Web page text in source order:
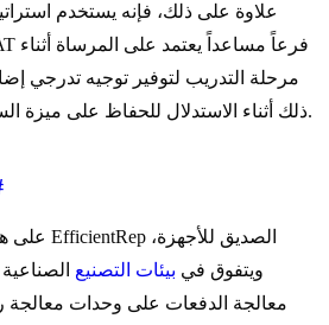
علاوة على ذلك، فإنه يستخدم
مرحلة التدريب لتوفير توجيه تدرجي
ذلك أثناء الاستدلال للحفاظ على ميزة السرعة الخالية من المرساة.
ويتفوق في بيئات التصنيع
معالجة الدفعات على وحدات